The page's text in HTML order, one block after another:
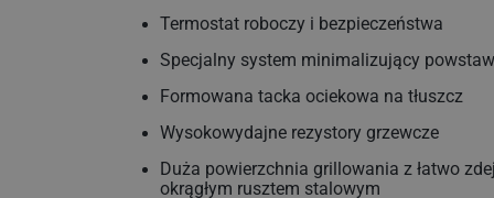
Termostat roboczy i bezpieczeństwa
Specjalny system minimalizujący
Formowana tacka ociekowa na tłuszcz
Wysokowydajne rezystory grzewcze
Duża powierzchnia grillowania z łatwo
okrągłym rusztem stalowym